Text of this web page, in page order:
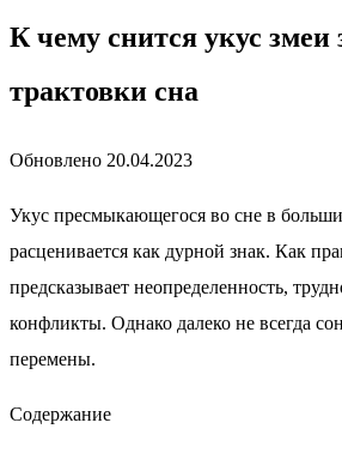
К чему снится укус змеи
трактовки сна
Обновлено 20.04.2023
Укус пресмыкающегося во сне в
расценивается как дурной знак. Как
предсказывает неопределенность,
конфликты. Однако далеко не всегда
перемены.
Содержание